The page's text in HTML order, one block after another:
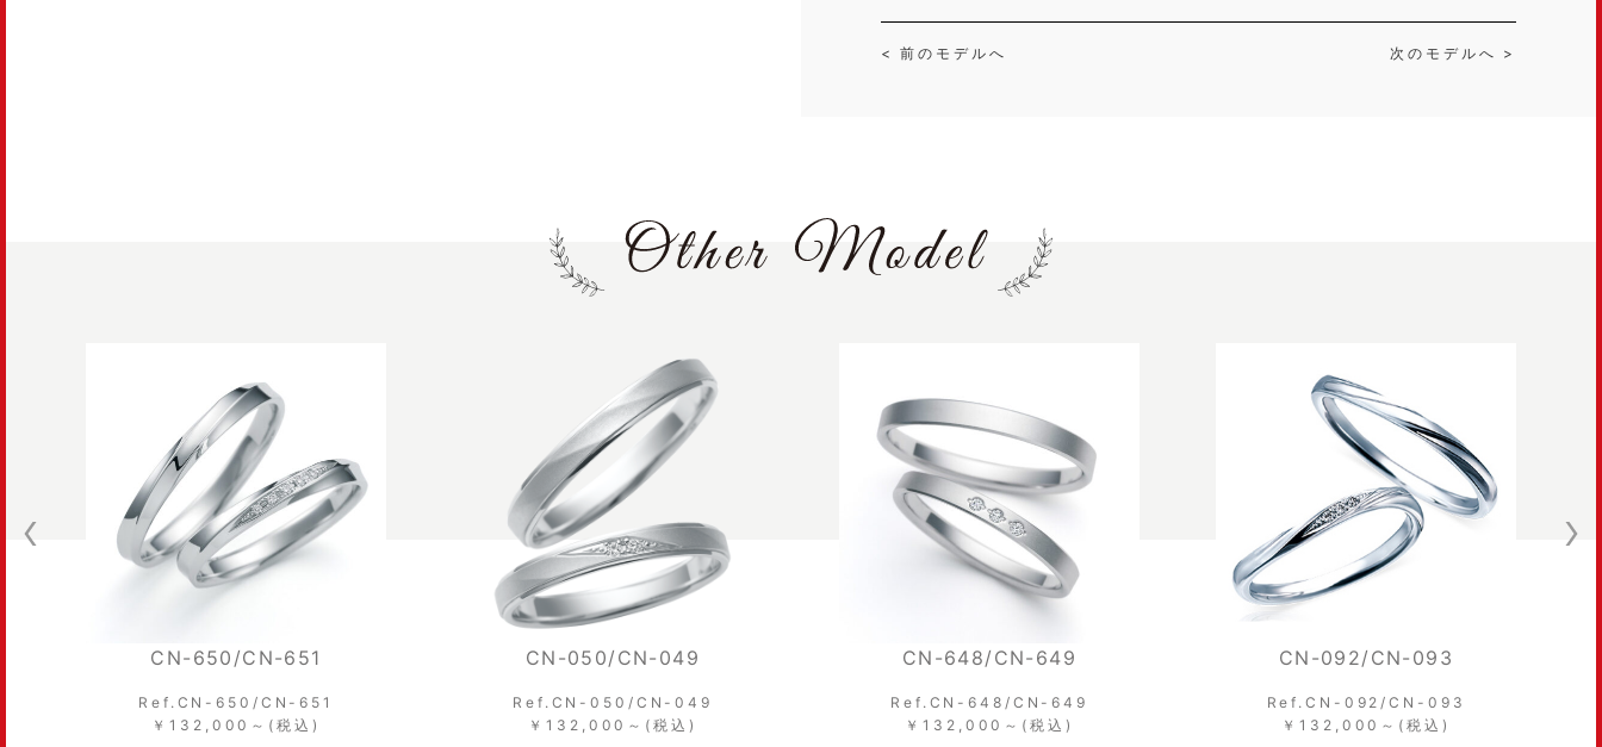
< 前のモデルへ 次のモデルへ >
CN-050/CN-049
Ref.CN-050/CN-049
￥132,000～(税込)
CN-648/CN-649
Ref.CN-648/CN-649
￥132,000～(税込)
CN-092/CN-093
Ref.CN-092/CN-093
￥132,000～(税込)
CN-630/CN-631
Ref.CN-630/CN-631
￥154,000～(税込)